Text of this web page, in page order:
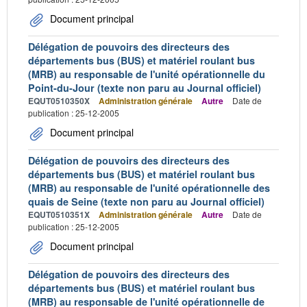
Document principal
Délégation de pouvoirs des directeurs des
départements bus (BUS) et matériel roulant bus
(MRB) au responsable de l'unité opérationnelle du
Point-du-Jour (texte non paru au Journal officiel)
EQUT0510350X Administration générale Autre
Date de
publication : 25-12-2005
Document principal
Délégation de pouvoirs des directeurs des
départements bus (BUS) et matériel roulant bus
(MRB) au responsable de l'unité opérationnelle des
quais de Seine (texte non paru au Journal officiel)
EQUT0510351X Administration générale Autre
Date de
publication : 25-12-2005
Document principal
Délégation de pouvoirs des directeurs des
départements bus (BUS) et matériel roulant bus
(MRB) au responsable de l'unité opérationnelle de